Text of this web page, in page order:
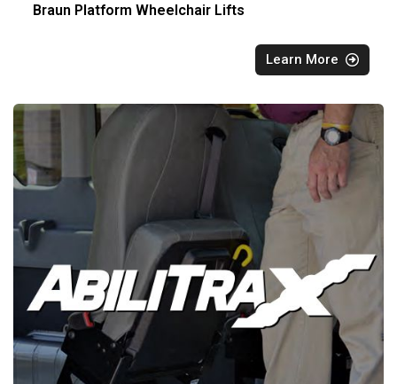
Braun Platform Wheelchair Lifts
Learn More